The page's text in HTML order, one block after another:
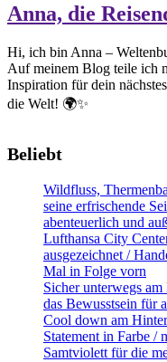
Anna, die
Hi, ich bin Anna –
Auf meinem Blog teile ich
Inspiration für dein
die Welt! 🌍✨
Beliebt
Wildfluss,
seine erfrischende
abenteuerlich und
Lufthansa City
ausgezeichnet /
Mal in Folge vorn
Sicher unterwegs
das Bewusstsein für
Cool down am
Statement in Farbe /
Samtviolett für die